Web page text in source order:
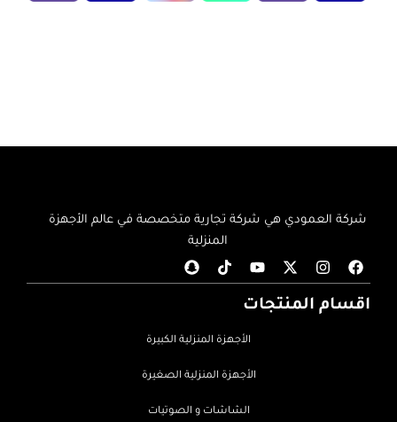
شركة العمودي هي شركة تجارية متخصصة في عالم الأجهزة
المنزلية
اقسام المنتجات
الأجهزة المنزلية الكبيرة
الأجهزة المنزلية الصغيرة
الشاشات و الصوتيات